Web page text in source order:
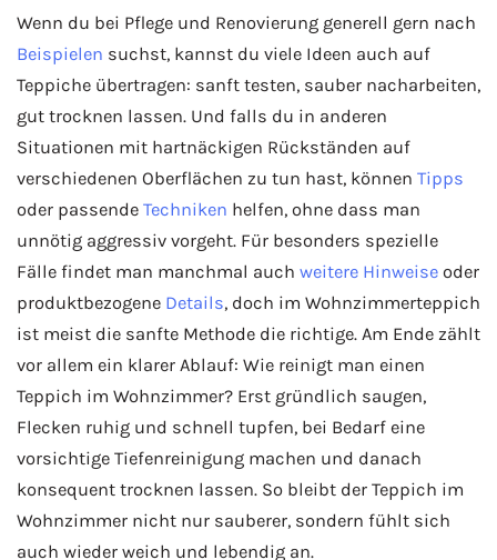
Wenn du bei Pflege und Renovierung generell gern nach
Beispielen suchst, kannst du viele Ideen auch auf
Teppiche übertragen: sanft testen, sauber nacharbeiten,
gut trocknen lassen. Und falls du in anderen
Situationen mit hartnäckigen Rückständen auf
verschiedenen Oberflächen zu tun hast, können Tipps
oder passende Techniken helfen, ohne dass man
unnötig aggressiv vorgeht. Für besonders spezielle
Fälle findet man manchmal auch weitere Hinweise oder
produktbezogene Details, doch im Wohnzimmerteppich
ist meist die sanfte Methode die richtige. Am Ende zählt
vor allem ein klarer Ablauf: Wie reinigt man einen
Teppich im Wohnzimmer? Erst gründlich saugen,
Flecken ruhig und schnell tupfen, bei Bedarf eine
vorsichtige Tiefenreinigung machen und danach
konsequent trocknen lassen. So bleibt der Teppich im
Wohnzimmer nicht nur sauberer, sondern fühlt sich
auch wieder weich und lebendig an.